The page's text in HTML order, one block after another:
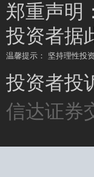
郑重声明
投资者据
温馨提示： 坚持理性投
温馨提示： 场外配资杠
投资者投
信达证券